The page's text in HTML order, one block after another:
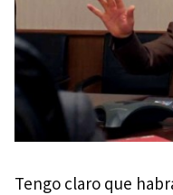
Tengo claro que